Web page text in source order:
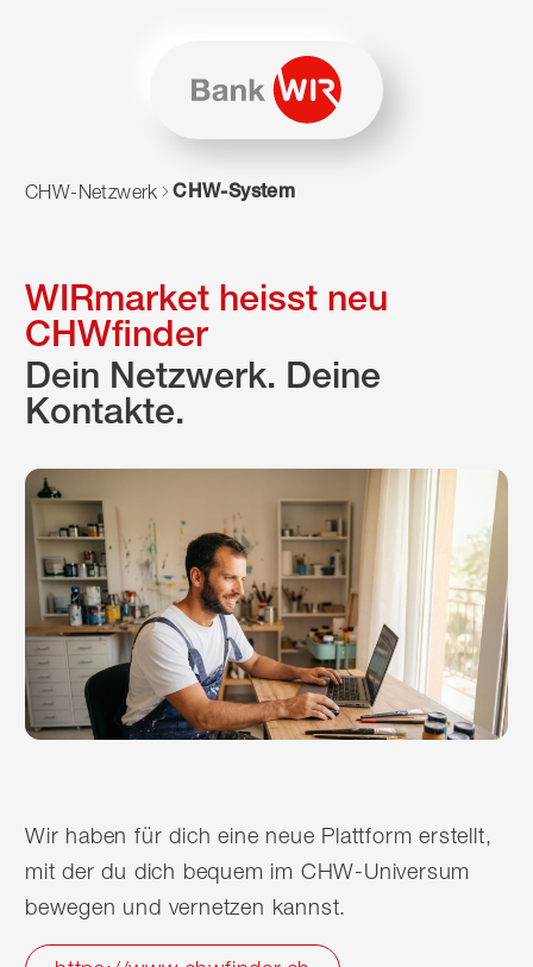
Zum Navigieren dieser Seite wird JavaScript benötigt.
CHW-Netzwerk CHW-System
WIRmarket heisst neu
CHWfinder
Dein Netzwerk. Deine
Kontakte.
Wir haben für dich eine neue Plattform erstellt,
mit der du dich bequem im CHW-Universum
bewegen und vernetzen kannst.